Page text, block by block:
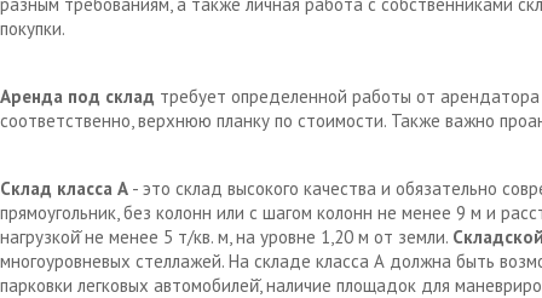
покупки.
Аренда под склад требует определенной работы от
соответственно, верхнюю планку по стоимости. Также важно
Склад класса А - это склад высокого качества и обязательно
прямоугольник, без колонн или с шагом колонн не менее 9 м и
нагрузкой̆ не менее 5 т/кв. м, на уровне 1,20 м от земли.
многоуровневых стеллажей. На складе класса А должна быть
парковки легковых автомобилей̆, наличие площадок для